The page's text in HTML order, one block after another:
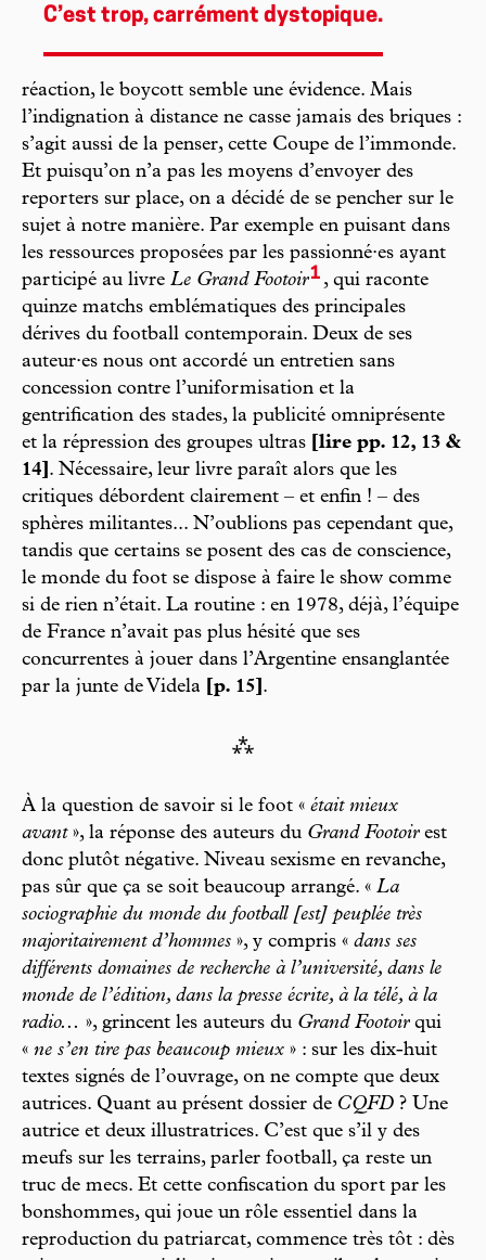
C’est trop, carrément dystopique.
réaction, le boycott semble une évidence. Mais
l’indignation à distance ne casse jamais des briques :
s’agit aussi de la penser, cette Coupe de l’immonde.
Et puisqu’on n’a pas les moyens d’envoyer des
reporters sur place, on a décidé de se pencher sur le
sujet à notre manière. Par exemple en puisant dans
les ressources proposées par les passionné·es ayant
participé au livre Le Grand Footoir1 , qui raconte
quinze matchs emblématiques des principales
dérives du football contemporain. Deux de ses
auteur·es nous ont accordé un entretien sans
concession contre l’uniformisation et la
gentrification des stades, la publicité omniprésente
et la répression des groupes ultras
[lire pp. 12, 13 &
14] . Nécessaire, leur livre paraît alors que les
critiques débordent clairement – et enfin ! – des
sphères militantes... N’oublions pas cependant que,
tandis que certains se posent des cas de conscience,
le monde du foot se dispose à faire le show comme
si de rien n’était. La routine : en 1978, déjà, l’équipe
de France n’avait pas plus hésité que ses
concurrentes à jouer dans l’Argentine ensanglantée
par la junte de Videla
[p. 15] .
⁂
À la question de savoir si le foot « était mieux
avant», la réponse des auteurs du Grand Footoirest
donc plutôt négative. Niveau sexisme en revanche,
pas sûr que ça se soit beaucoup arrangé. « La
sociographie du monde du football [est] peuplée très
majoritairement d’hommes », y compris « dans ses
différents domaines de recherche à l’université, dans le
monde de l’édition, dans la presse écrite, à la télé, à la
radio... », grincent les auteurs du Grand Footoirqui
« ne s’en tire pas beaucoup mieux » : sur les dix-huit
textes signés de l’ouvrage, on ne compte que deux
autrices. Quant au présent dossier de CQFD ? Une
autrice et deux illustratrices. C’est que s’il y des
meufs sur les terrains, parler football, ça reste un
truc de mecs. Et cette confiscation du sport par les
bonshommes, qui joue un rôle essentiel dans la
reproduction du patriarcat, commence très tôt : dès